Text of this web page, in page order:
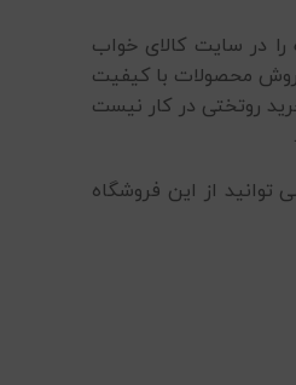
را در سایت کالای خواب
محصولات با کیفیت
روتختی در کار نیست
از این فروشگاه